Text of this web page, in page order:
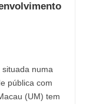
numa
pública com
(UM) tem